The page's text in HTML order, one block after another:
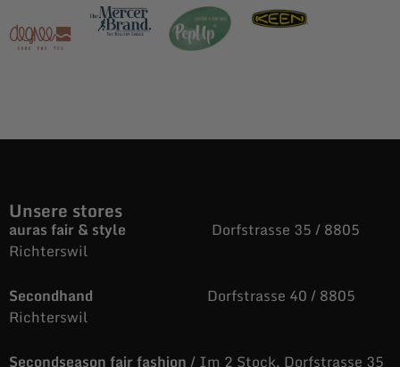
Unsere stores
auras fair & style Dorfstrasse 35 / 8805
Richterswil
Secondhand Dorfstrasse 40 / 8805
Richterswil
Secondseason fair fashion/ Im 2 Stock. Dorfstrasse 35